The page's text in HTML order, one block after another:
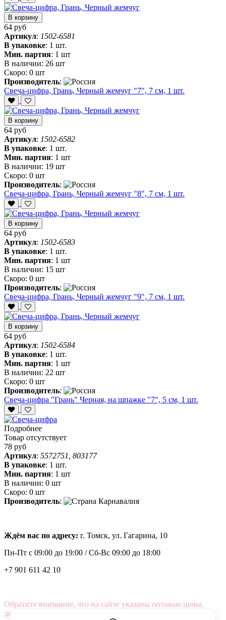
В корзину
64 руб
Артикул: 1502-6581
В упаковке: 1 шт.
Мин. партия: 1 шт
В наличии: 26 шт
Скоро: 0 шт
Производитель:
Свеча-цифра, ‎Грань, Черный жемчуг "7", 7 см, 1 шт.
В корзину
64 руб
Артикул: 1502-6582
В упаковке: 1 шт.
Мин. партия: 1 шт
В наличии: 19 шт
Скоро: 0 шт
Производитель:
Свеча-цифра, ‎Грань, Черный жемчуг "8", 7 см, 1 шт.
В корзину
64 руб
Артикул: 1502-6583
В упаковке: 1 шт.
Мин. партия: 1 шт
В наличии: 15 шт
Скоро: 0 шт
Производитель:
Свеча-цифра, ‎Грань, Черный жемчуг "9", 7 см, 1 шт.
В корзину
64 руб
Артикул: 1502-6584
В упаковке: 1 шт.
Мин. партия: 1 шт
В наличии: 22 шт
Скоро: 0 шт
Производитель:
Свеча-цифра "‎Грань" Черная, на шпажке "7", 5 см, 1 шт.
Подробнее
Товар отсутствует
78 руб
Артикул: 5572751, 803177
В упаковке: 1 шт.
Мин. партия: 1 шт
В наличии: 0 шт
Скоро: 0 шт
Производитель:
Ждём вас по адресу: г. Томск, ул. Гагарина, 10
Пн-Пт с 09:00 до 19:00 /Сб-Вс 09:00 до 18:00
+7 901 611 42 10
Обратите внимание, что на сайте указаны оптовые цены,
действующие при первом заказе от 3000 рублей.